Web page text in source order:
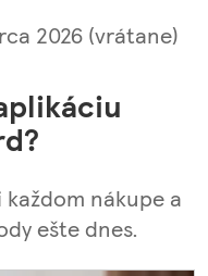
2026 (vrátane)
nákupe a
ešte dnes.